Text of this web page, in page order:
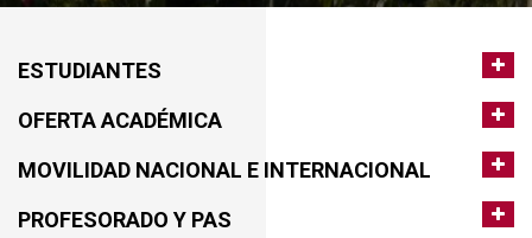
ESTUDIANTES
OFERTA ACADÉMICA
MOVILIDAD NACIONAL E INTERNACIONAL
PROFESORADO Y PAS